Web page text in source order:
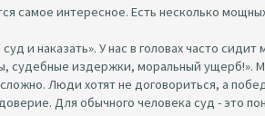
самое интересное. Есть несколько
суд и наказать». У нас в головах часто
судебные издержки, моральный ущерб!».
Люди хотят не договориться, а
Для обычного человека суд - это